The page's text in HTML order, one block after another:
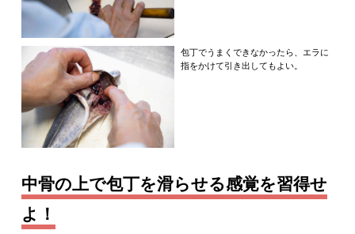
包丁でうまくできなかったら、エラに
指をかけて引き出してもよい。
中骨の上で包丁を滑らせる感覚を習得せ
よ！